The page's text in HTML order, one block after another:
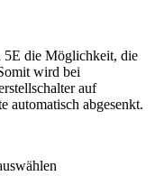
5E die Möglichkeit, die
wird bei
auf
automatisch abgesenkt.